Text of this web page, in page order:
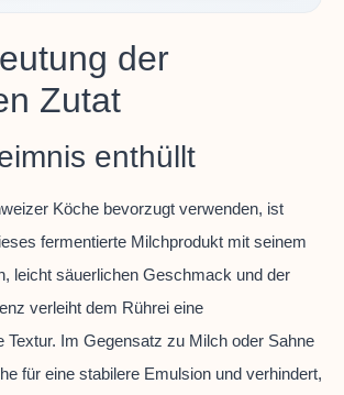
der
Zutat
enthüllt
Köche bevorzugt verwenden, ist
fermentierte Milchprodukt mit seinem
leicht säuerlichen Geschmack und der
verleiht dem Rührei eine
Textur. Im Gegensatz zu Milch oder Sahne
für eine stabilere Emulsion und verhindert,